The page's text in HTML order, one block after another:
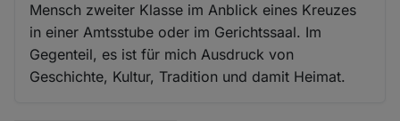
Mensch zweiter Klasse im Anblick eines Kreuzes
in einer Amtsstube oder im Gerichtssaal. Im
Gegenteil, es ist für mich Ausdruck von
Geschichte, Kultur, Tradition und damit Heimat.